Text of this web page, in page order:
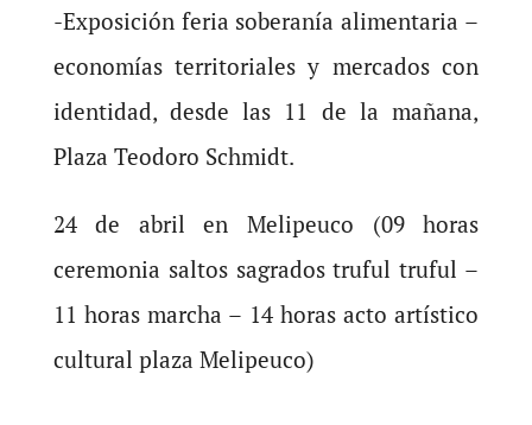
-Exposición feria soberanía alimentaria –
economías territoriales y mercados con
identidad, desde las 11 de la mañana,
Plaza Teodoro Schmidt.
24 de abril en Melipeuco (09 horas
ceremonia saltos sagrados truful truful –
11 horas marcha – 14 horas acto artístico
cultural plaza Melipeuco)